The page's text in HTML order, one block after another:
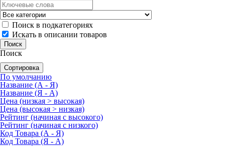
Поиск в подкатегориях
Искать в описании товаров
Поиск
Сортировка
По умолчанию
Название (А - Я)
Название (Я - А)
Цена (низкая > высокая)
Цена (высокая > низкая)
Рейтинг (начиная с высокого)
Рейтинг (начиная с низкого)
Код Товара (А - Я)
Код Товара (Я - А)